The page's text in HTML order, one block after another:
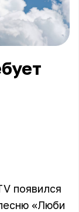
появился
«Люби